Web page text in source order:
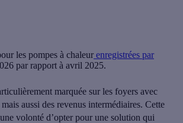
les pompes à chaleur enregistrées par
par rapport à avril 2025.
marquée sur les foyers avec
aussi des revenus intermédiaires. Cette
volonté d’opter pour une solution qui